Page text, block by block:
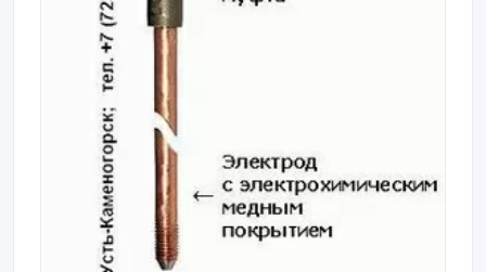
работы: Когда нисходящий лидер разряда молнии
приближается к поверхности земли любая
проводящая поверхность может создавать